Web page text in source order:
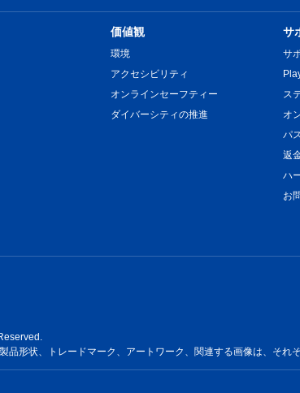
価値観
環境
アクセシビリティ
オンラインセーフティー
ダイバーシティの推進
サ
サ
ス
オ
パ
返
ハ
お
品形状、トレードマーク、アートワーク、関連する画像は、それ